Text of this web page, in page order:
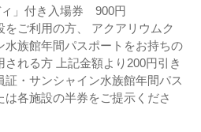
」付き入場券 900円
ご利用の方、 アクアリウムク
水族館年間パスポートをお持ちの
れる方 上記金額より200円引き
証・サンシャイン水族館年間パス
各施設の半券をご提示くださ